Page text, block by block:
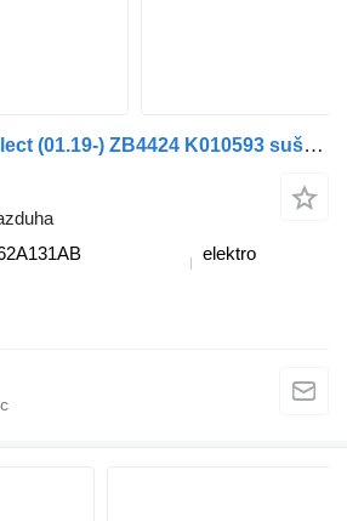
Knorr-Bremse eCollect (01.19-) ZB4424 K010593 sušač vazduha za Dennis eCollect Terberg YT Magtec (2019-) tegljača
elektro